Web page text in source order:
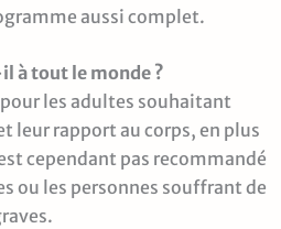
aussi complet.
à tout le monde ?
les adultes souhaitant
leur rapport au corps, en plus
cependant pas recommandé
ou les personnes souffrant de